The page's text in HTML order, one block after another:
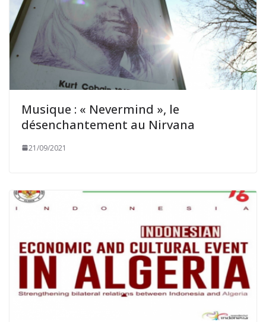
Musique : « Nevermind », le
désenchantement au Nirvana
21/09/2021